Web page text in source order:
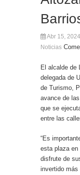
Ministra
Abr 15, 2024
Noticias
El alcalde de
delegada de
de Turismo,
avance de
que se
entre las
“Es
esta plaza en
disfrute de
invertido más